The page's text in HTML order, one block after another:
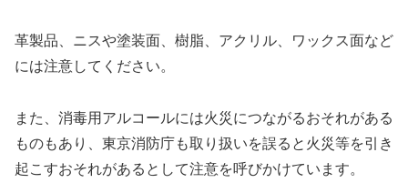
革製品、ニスや塗装面、樹脂、アクリル、ワックス面など
には注意してください。
また、消毒用アルコールには火災につながるおそれがある
ものもあり、東京消防庁も取り扱いを誤ると火災等を引き
起こすおそれがあるとして注意を呼びかけています。